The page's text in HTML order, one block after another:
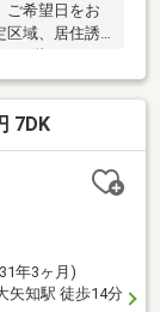
ご希望日をお
区域、居住誘
※司法書士・
ロパンガスの
売価格には
や教育委員
7DK
年3ヶ月)
矢知駅 徒歩14分